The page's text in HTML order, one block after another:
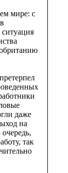
мире: с
ситуация
даже
на
так